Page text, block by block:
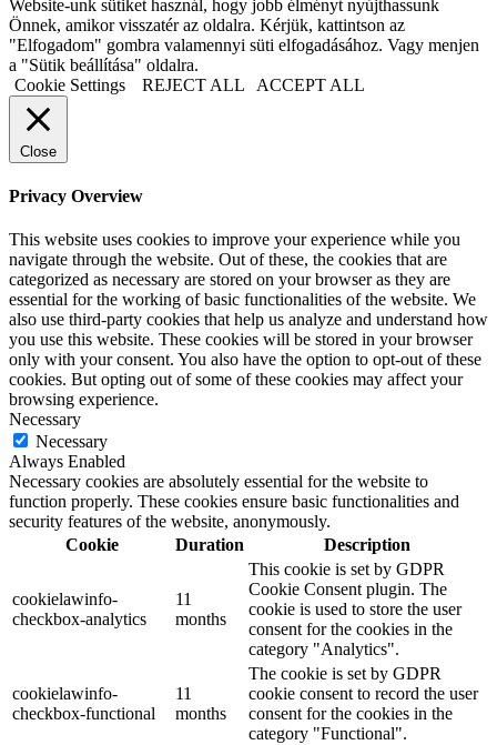
Website-unk sütiket használ, hogy jobb élményt nyújthassunk
Önnek, amikor visszatér az oldalra. Kérjük, kattintson az
"Elfogadom" gombra valamennyi süti elfogadásához. Vagy menjen
a "Sütik beállítása" oldalra.
Cookie Settings
REJECT ALL ACCEPT ALL
Close
Privacy Overview
This website uses cookies to improve your experience while you
navigate through the website. Out of these, the cookies that are
categorized as necessary are stored on your browser as they are
essential for the working of basic functionalities of the website. We
also use third-party cookies that help us analyze and understand how
you use this website. These cookies will be stored in your browser
only with your consent. You also have the option to opt-out of these
cookies. But opting out of some of these cookies may affect your
browsing experience.
Necessary
Necessary
Always Enabled
Necessary cookies are absolutely essential for the website to
function properly. These cookies ensure basic functionalities and
security features of the website, anonymously.
Cookie
Duration Description
cookielawinfo-
checkbox-analytics
11
months
This cookie is set by GDPR
Cookie Consent plugin. The
cookie is used to store the user
consent for the cookies in the
category "Analytics".
cookielawinfo-
checkbox-functional
11
months
The cookie is set by GDPR
cookie consent to record the user
consent for the cookies in the
category "Functional".